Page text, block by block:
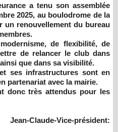
2025, au boulodrome de la
un renouvellement du bureau
de flexibilité, de
de relancer le club dans
que dans sa visibilité.
ses infrastructures sont en
partenariat avec la mairie.
donc trèsattendus pour les
Claude-Vice-président: